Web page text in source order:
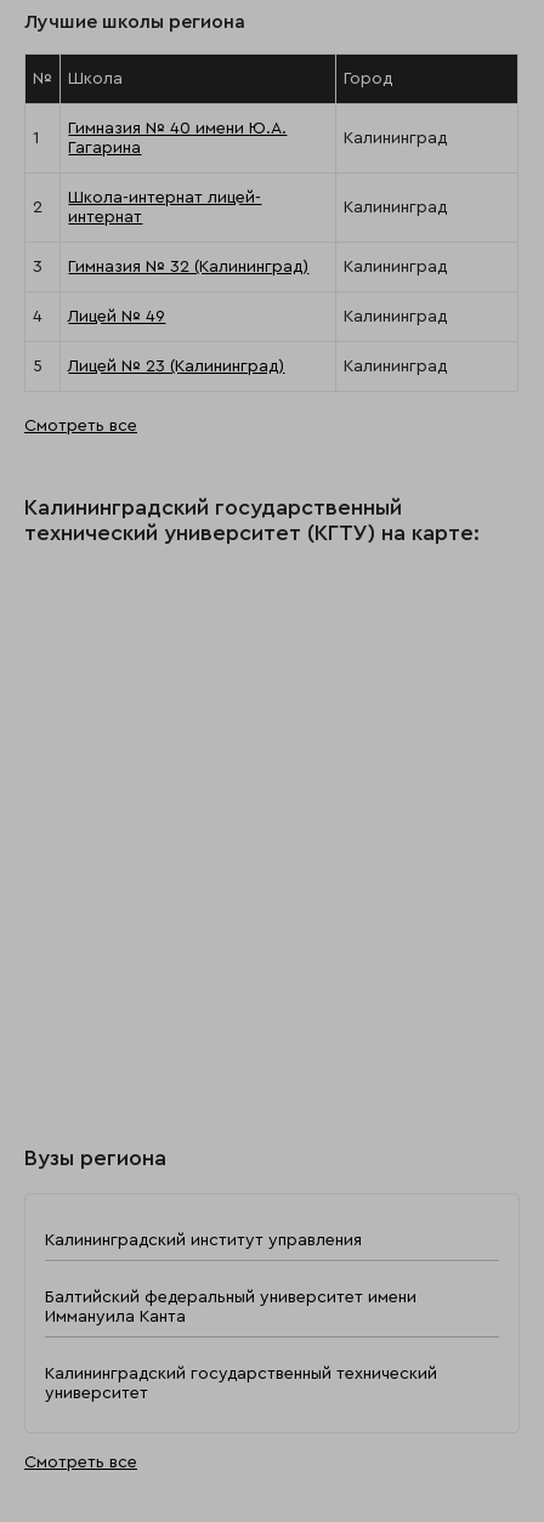
Лучшие школы региона
№ Школа Город
1
Гимназия № 40 имени Ю.А.
Гагарина
Калининград
2
Школа-интернат лицей-
интернат
Калининград
3 Гимназия № 32 (Калининград) Калининград
4 Лицей № 49 Калининград
5 Лицей № 23 (Калининград) Калининград
Смотреть все
Калининградский государственный
технический университет (КГТУ) на карте:
Вузы региона
Калининградский институт управления
Балтийский федеральный университет имени
Иммануила Канта
Калининградский государственный технический
университет
Смотреть все